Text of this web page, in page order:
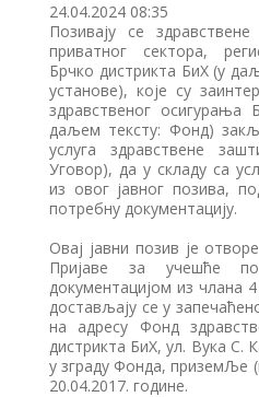
24.04.2024 08:35
Позивају се
приватног сектора,
Брчко дистрикта БиХ (у
установе), које су
здравственог осигурања
даљем тексту: Фонд)
услуга здравствене
Уговор), да у складу са
из овог јавног позива,
потребну документацију.
Овај јавни позив је
Пријаве за учешће
документацијом из члана
достављају се у
на адресу Фонд
дистрикта БиХ, ул. Вука С.
у зграду Фонда, приземЉе
20.04.2017. године.